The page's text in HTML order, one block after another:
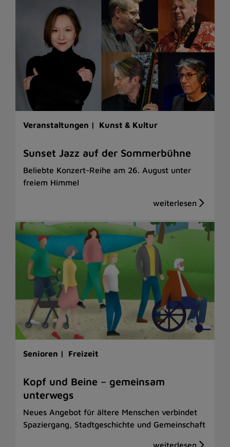
Veranstaltungen | Kunst & Kultur
Sunset Jazz auf der Sommerbühne
Beliebte Konzert-Reihe am 26. August unter
freiem Himmel
Senioren | Freizeit
Kopf und Beine – gemeinsam
unterwegs
Neues Angebot für ältere Menschen verbindet
Spaziergang, Stadtgeschichte und Gemeinschaft